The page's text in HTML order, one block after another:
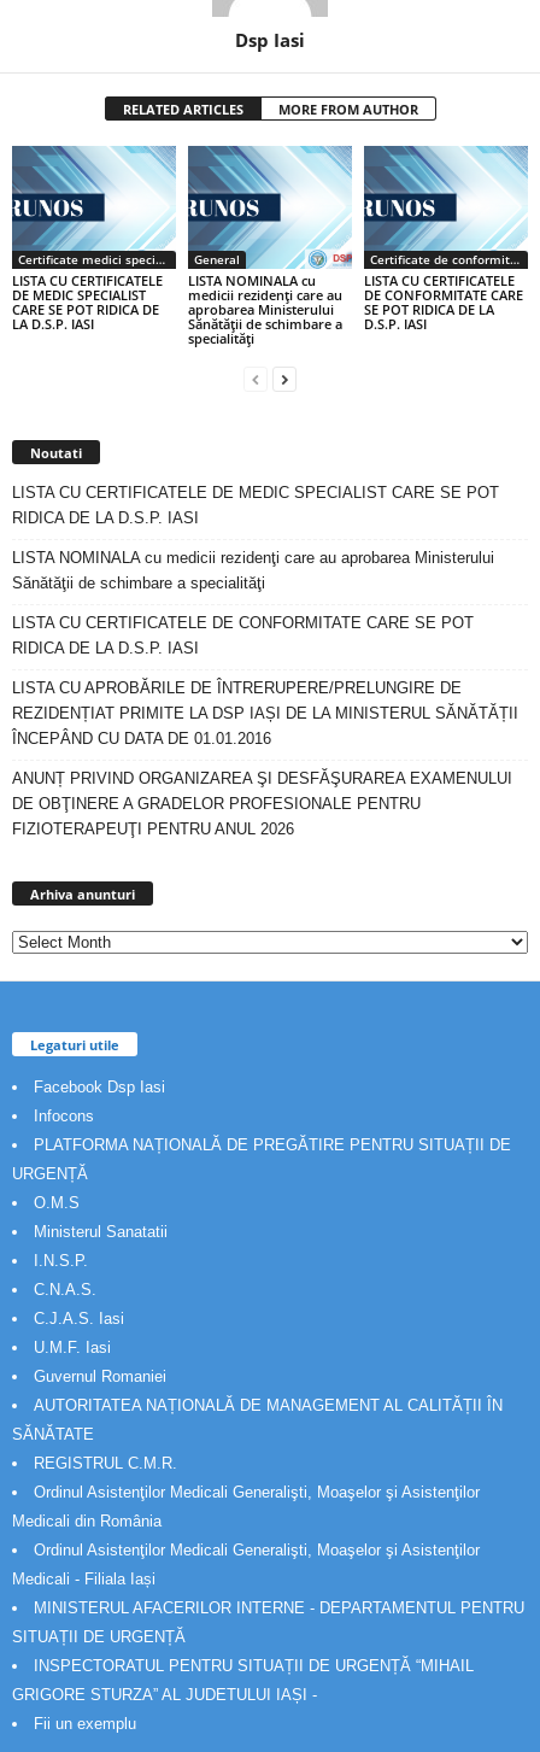
Dsp Iasi
RELATED ARTICLES MORE FROM AUTHOR
Certificate medici specialiști / primari
LISTA CU CERTIFICATELE
DE MEDIC SPECIALIST
CARE SE POT RIDICA DE
LA D.S.P. IASI
General
LISTA NOMINALA cu
medicii rezidenţi care au
aprobarea Ministerului
Sănătăţii de schimbare a
specialităţi
Certificate de conformitate
LISTA CU CERTIFICATELE
DE CONFORMITATE CARE
SE POT RIDICA DE LA
D.S.P. IASI
Noutati
LISTA CU CERTIFICATELE DE MEDIC SPECIALIST CARE SE POT
RIDICA DE LA D.S.P. IASI
LISTA NOMINALA cu medicii rezidenţi care au aprobarea Ministerului
Sănătăţii de schimbare a specialităţi
LISTA CU CERTIFICATELE DE CONFORMITATE CARE SE POT
RIDICA DE LA D.S.P. IASI
LISTA CU APROBĂRILE DE ÎNTRERUPERE/PRELUNGIRE DE
REZIDENȚIAT PRIMITE LA DSP IAȘI DE LA MINISTERUL SĂNĂTĂȚII
ÎNCEPÂND CU DATA DE 01.01.2016
ANUNȚ PRIVIND ORGANIZAREA ŞI DESFĂŞURAREA EXAMENULUI
DE OBŢINERE A GRADELOR PROFESIONALE PENTRU
FIZIOTERAPEUŢI PENTRU ANUL 2026
Arhiva anunturi
Legaturi utile
Facebook Dsp Iasi
Infocons
PLATFORMA NAȚIONALĂ DE PREGĂTIRE PENTRU SITUAȚII DE
URGENȚĂ
O.M.S
Ministerul Sanatatii
I.N.S.P.
C.N.A.S.
C.J.A.S. Iasi
U.M.F. Iasi
Guvernul Romaniei
AUTORITATEA NAȚIONALĂ DE MANAGEMENT AL CALITĂȚII ÎN
SĂNĂTATE
REGISTRUL C.M.R.
Ordinul Asistenţilor Medicali Generalişti, Moaşelor şi Asistenţilor
Medicali din România
Ordinul Asistenţilor Medicali Generalişti, Moaşelor şi Asistenţilor
Medicali - Filiala Iași
MINISTERUL AFACERILOR INTERNE - DEPARTAMENTUL PENTRU
SITUAȚII DE URGENȚĂ
INSPECTORATUL PENTRU SITUAȚII DE URGENȚĂ “MIHAIL
GRIGORE STURZA” AL JUDETULUI IAȘI -
Fii un exemplu